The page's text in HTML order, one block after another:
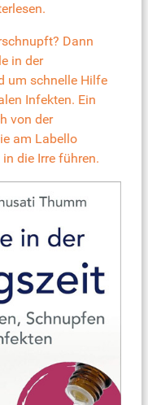
Dann
in der
um schnelle Hilfe
Infekten. Ein
von der
am Labello
die Irre führen.